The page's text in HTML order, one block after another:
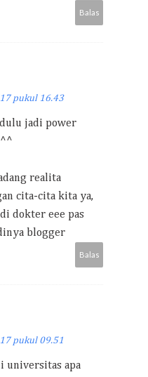
Balas
pukul 16.43
jadi power
realita
cita-cita kita ya,
dokter eee pas
blogger
Balas
pukul 09.51
universitas apa